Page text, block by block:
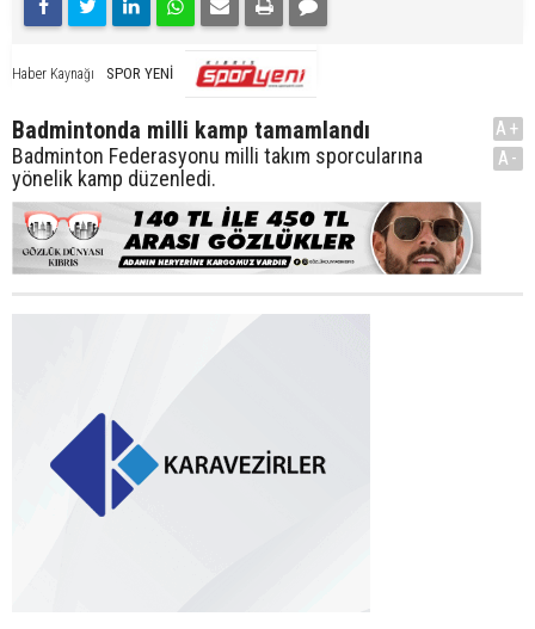
Haber Kaynağı SPOR YENİ
Badmintonda milli kamp tamamlandı
Badminton Federasyonu milli takım sporcularına
yönelik kamp düzenledi.
A+
A-